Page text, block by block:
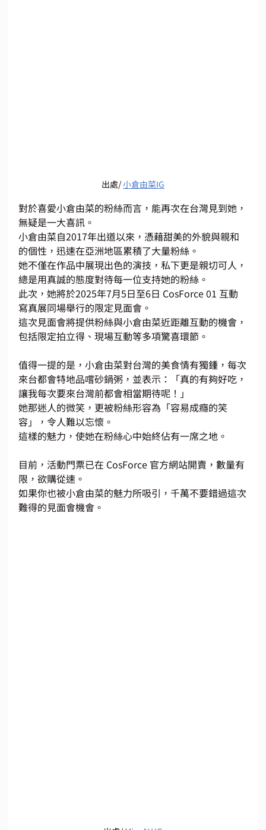
出處/ 小倉由菜IG
對於喜愛小倉由菜的粉絲而言，能再次在台灣見到她，
無疑是一大喜訊。
小倉由菜自2017年出道以來，憑藉甜美的外貌與親和
的個性，迅速在亞洲地區累積了大量粉絲。
她不僅在作品中展現出色的演技，私下更是親切可人，
總是用真誠的態度對待每一位支持她的粉絲。
此次，她將於2025年7月5日至6日 CosForce 01 互動
寫真展同場舉行的限定見面會。
這次見面會將提供粉絲與小倉由菜近距離互動的機會，
包括限定拍立得、現場互動等多項驚喜環節。
值得一提的是，小倉由菜對台灣的美食情有獨鍾，每次
來台都會特地品嚐砂鍋粥，並表示：「真的有夠好吃，
讓我每次要來台灣前都會相當期待呢！」
她那迷人的微笑，更被粉絲形容為「容易成癮的笑
容」，令人難以忘懷。
這樣的魅力，使她在粉絲心中始終佔有一席之地。
目前，活動門票已在 CosForce 官方網站開賣，數量有
限，欲購從速。
如果你也被小倉由菜的魅力所吸引，千萬不要錯過這次
難得的見面會機會。